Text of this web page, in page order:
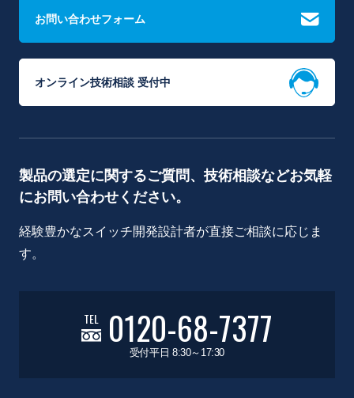
お問い合わせフォーム
オンライン技術相談 受付中
製品の選定に関するご質問、技術相談などお気軽
にお問い合わせください。
経験豊かなスイッチ開発設計者が直接ご相談に応じま
す。
TEL 0120-68-7377
受付平日 8:30～17:30